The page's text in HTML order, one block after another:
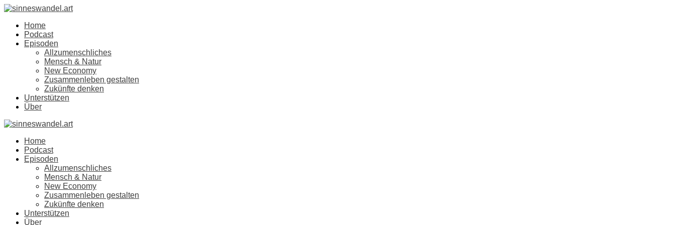
Home
Podcast
Episoden
Allzumenschliches
Mensch & Natur
New Economy
Zusammenleben gestalten
Zukünfte denken
Unterstützen
Über
Home
Podcast
Episoden
Allzumenschliches
Mensch & Natur
New Economy
Zusammenleben gestalten
Zukünfte denken
Unterstützen
Über